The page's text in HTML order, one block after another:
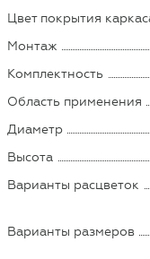
Цвет покрытия
Монтаж
Комплектность
Область применения
Диаметр
Высота
Варианты расцветок
Варианты размеров